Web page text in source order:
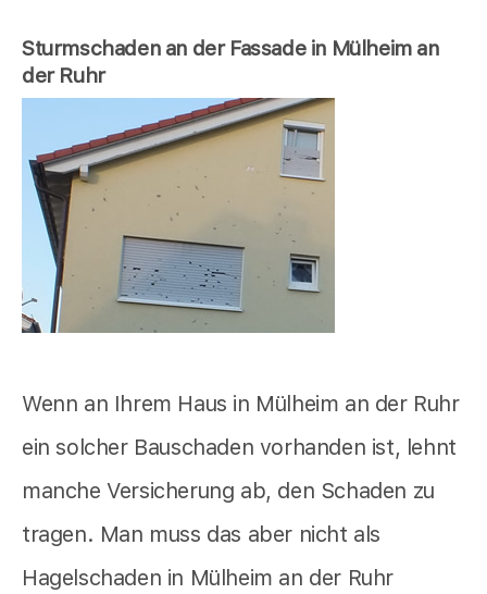
Sturmschaden an der Fassade in Mülheim an
der Ruhr
Wenn an Ihrem Haus in Mülheim an der Ruhr
ein solcher Bauschaden vorhanden ist, lehnt
manche Versicherung ab, den Schaden zu
tragen. Man muss das aber nicht als
Hagelschaden in Mülheim an der Ruhr